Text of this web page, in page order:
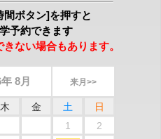
間ボタン]を押すと
予約できます
ない場合もあります。
8月 来月>>
木 金 土
日
1
2